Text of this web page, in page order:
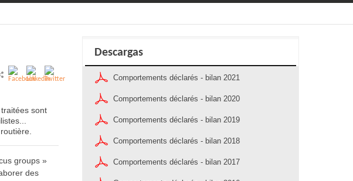
sont
groups »
des
Descargas
Comportements déclarés - bilan 2021
Comportements déclarés - bilan 2020
Comportements déclarés - bilan 2019
Comportements déclarés - bilan 2018
Comportements déclarés - bilan 2017